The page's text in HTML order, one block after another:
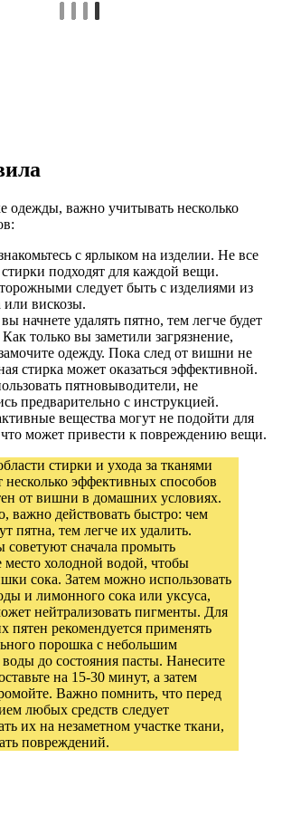
одежды, важно учитывать несколько
с ярлыком на изделии. Не все
стирки подходят для каждой вещи.
следует быть с изделиями из
или вискозы.
начнете удалять пятно, тем легче будет
только вы заметили загрязнение,
одежду. Пока след от вишни не
стирка может оказаться эффективной.
пятновыводители, не
предварительно с инструкцией.
вещества могут не подойти для
что может привести к повреждению вещи.
стирки и ухода за тканями
несколько эффективных способов
от вишни в домашних условиях.
важно действовать быстро: чем
пятна, тем легче их удалить.
советуют сначала промыть
место холодной водой, чтобы
сока. Затем можно использовать
и лимонного сока или уксуса,
нейтрализовать пигменты. Для
пятен рекомендуется применять
порошка с небольшим
до состояния пасты. Нанесите
на 15-30 минут, а затем
Важно помнить, что перед
любых средств следует
их на незаметном участке ткани,
повреждений.